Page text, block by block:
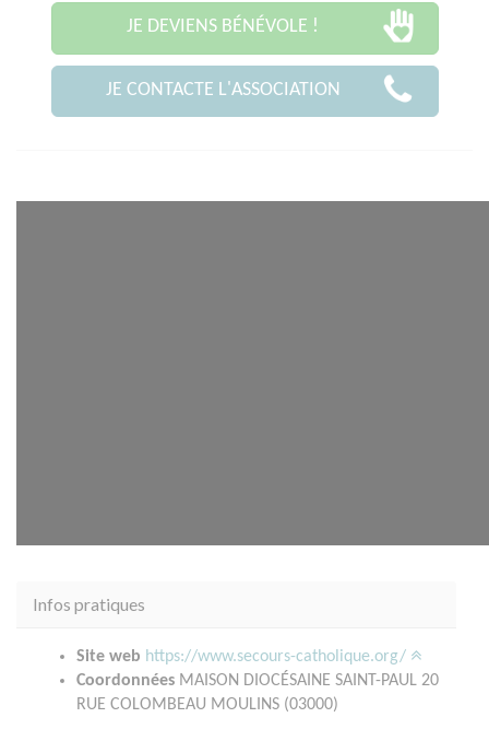
JE DEVIENS BÉNÉVOLE !
JE CONTACTE L'ASSOCIATION
Infos pratiques
Site web https://www.secours-catholique.org/
Coordonnées MAISON DIOCÉSAINE SAINT-PAUL 20
RUE COLOMBEAU MOULINS (03000)